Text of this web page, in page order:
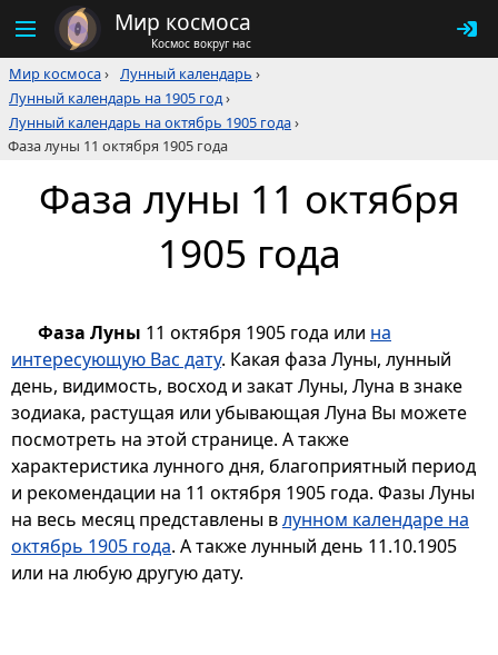
Мир космоса
Космос вокруг нас
Мир космоса› Лунный календарь ›
Лунный календарь на 1905 год›
Лунный календарь на октябрь 1905 года›
Фаза луны 11 октября 1905 года
Фаза луны 11 октября
1905 года
Фаза Луны 11 октября 1905 года или на
интересующую Вас дату. Какая фаза Луны, лунный
день, видимость, восход и закат Луны, Луна в знаке
зодиака, растущая или убывающая Луна Вы можете
посмотреть на этой странице. А также
характеристика лунного дня, благоприятный период
и рекомендации на 11 октября 1905 года. Фазы Луны
на весь месяц представлены влунном календаре на
октябрь 1905 года. А также лунный день 11.10.1905
или на любую другую дату.